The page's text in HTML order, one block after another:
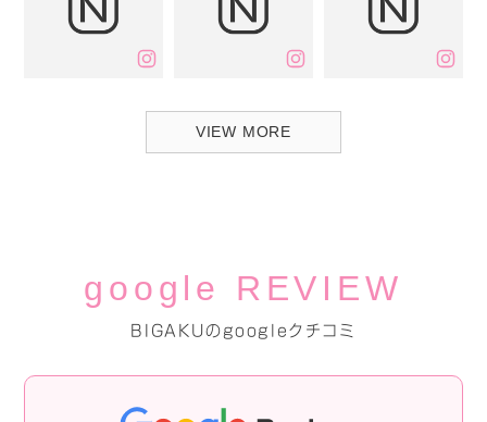
VIEW MORE
google REVIEW
BIGAKUのgoogleクチコミ